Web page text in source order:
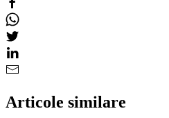
Articole similare